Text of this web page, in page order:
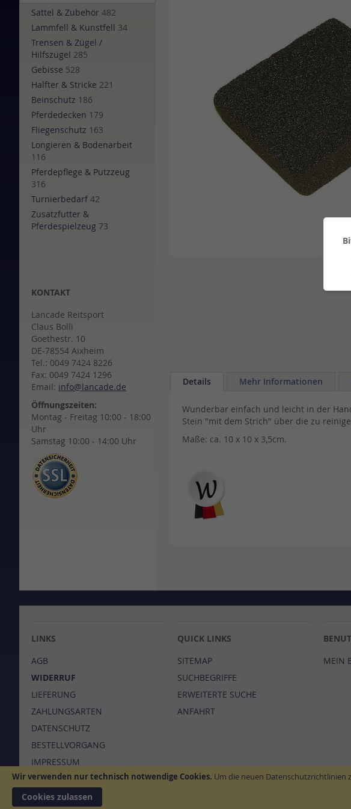
Wir verwenden nur technisch notwendige Cookies. Um die neuen Datenschutzrichtlinien
Cookies zulassen
Details
Wunderbar einfach und leicht in der
Stein "mit dem Strich" über die zu
Maße: ca. 10 x 10 x 3,5cm.
Mehr Informationen
Sattel & Zubehör 482
Lammfell & Kunstfell 34
Trensen & Zügel /
Hilfszügel 285
Gebisse 528
Halfter & Stricke 221
Beinschutz 186
Pferdedecken 179
Fliegenschutz 163
Longieren & Bodenarbeit
116
Pferdepflege & Putzzeug
316
Turnierbedarf 42
Zusatzfutter &
Pferdespielzeug 73
KONTAKT
Lancade Reitsport
Claus Bolli
Goethestr. 10
DE-78554 Aixheim
Tel.: 0049 7424 8226
Fax: 0049 7424 1296
Email: info@lancade.de
Öffnungszeiten:
Montag - Freitag 10:00 - 18:00
Uhr
Samstag 10:00 - 14:00 Uhr
LINKS
AGB
WIDERRUF
LIEFERUNG
ZAHLUNGSARTEN
DATENSCHUTZ
BESTELLVORGANG
IMPRESSUM
QUICK LINKS
SITEMAP
SUCHBEGRIFFE
ERWEITERTE SUCHE
ANFAHRT
MEIN